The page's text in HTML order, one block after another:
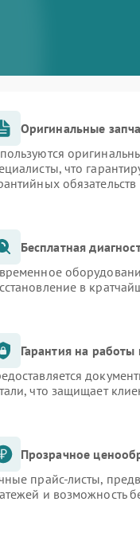
Оригинальные
что
обязательств
Бесплатная
в
Гарантия на работы
что защищает
Прозрачное
прайс-листы,
и возможность